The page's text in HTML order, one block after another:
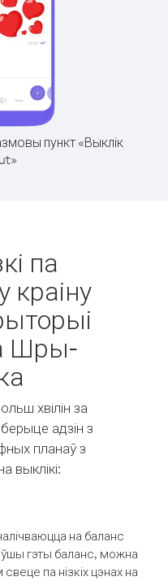
пункт «Выклік
па
краіну
Шры-
хвілін за
адзін з
планаў з
выклікі:
на баланс
гэты баланс, можна
па нізкіх цэнах на